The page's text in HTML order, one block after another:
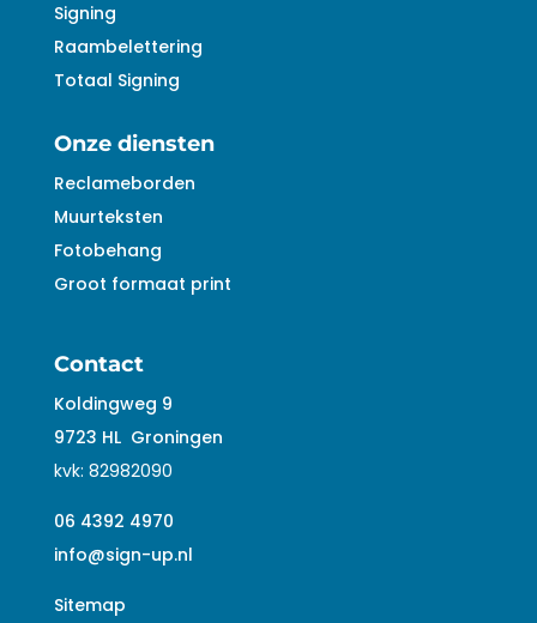
Signing
Raambelettering
Totaal Signing
Onze diensten
Reclameborden
Muurteksten
Fotobehang
Groot formaat print
Contact
Koldingweg 9
9723 HL Groningen
kvk: 82982090
06 4392 4970
info@sign-up.nl
Sitemap